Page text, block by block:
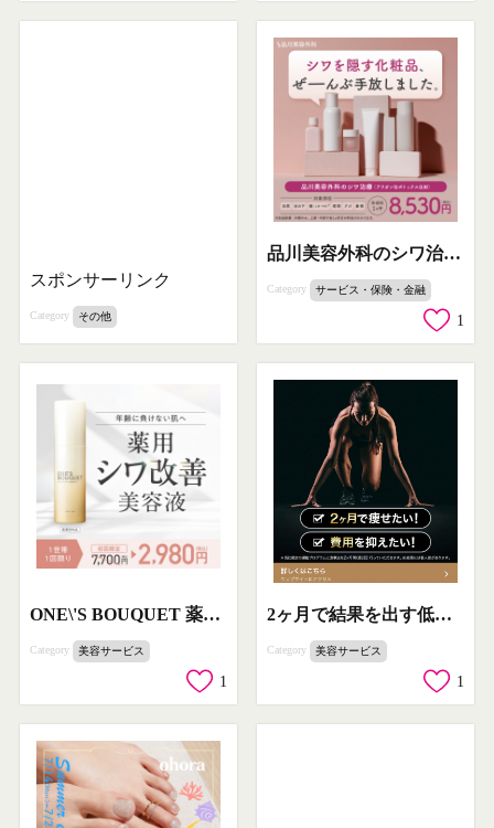
スポンサーリンク
Category その他
品川美容外科のシワ治療プロモーション
Category サービス・保険・金融
1
ONE\'S BOUQUET 薬用シワ改善美容液
Category 美容サービス
1
2ヶ月で結果を出す低価格ダイエットプログラム
Category 美容サービス
1